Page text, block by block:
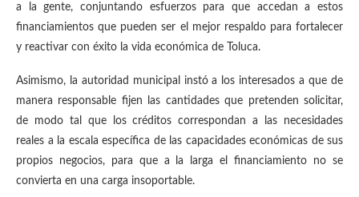
a la gente, conjuntando esfuerzos para que accedan a estos
financiamientos que pueden ser el mejor respaldo para fortalecer
y reactivar con éxito la vida económica de Toluca.
Asimismo, la autoridad municipal instó a los interesados a que de
manera responsable fijen las cantidades que pretenden solicitar,
de modo tal que los créditos correspondan a las necesidades
reales a la escala específica de las capacidades económicas de sus
propios negocios, para que a la larga el financiamiento no se
convierta en una carga insoportable.